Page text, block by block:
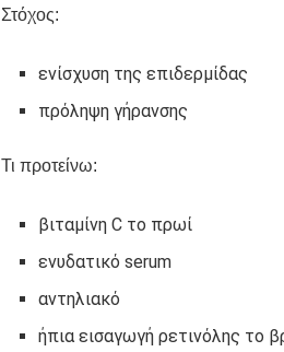
Στόχος:
ενίσχυση της επιδερμίδας
πρόληψη γήρανσης
Τι προτείνω:
βιταμίνη C το πρωί
ενυδατικό serum
αντηλιακό
ήπια εισαγωγή ρετινόλης το